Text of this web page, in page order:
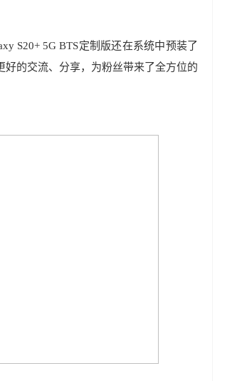
S20+ 5G BTS定制版还在系统中预装了
好的交流、分享，为粉丝带来了全方位的